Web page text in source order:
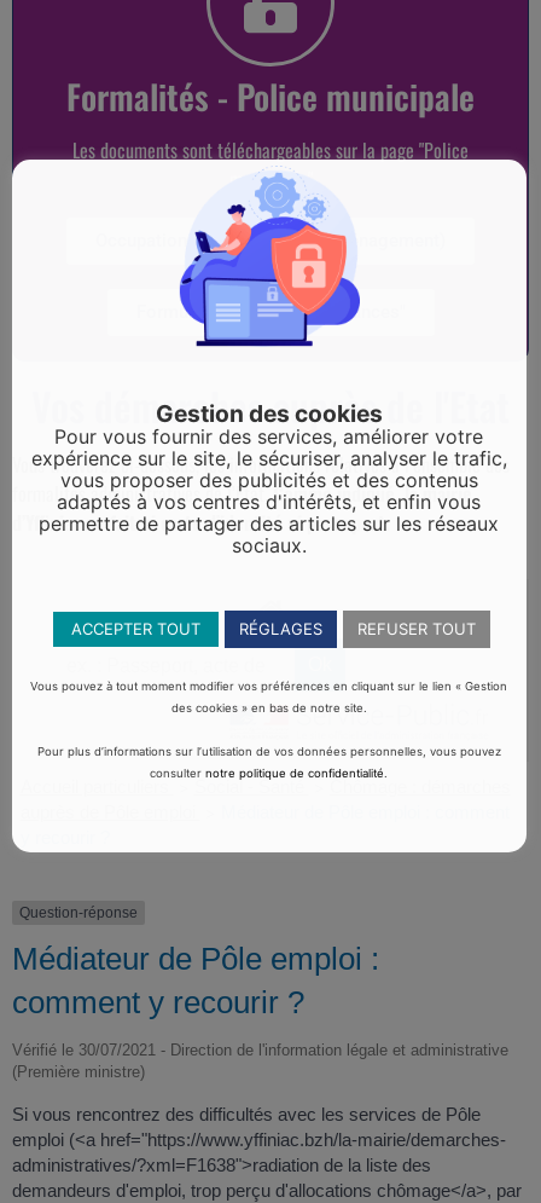
Formalités - Police municipale
Les documents sont téléchargeables sur la page "Police
municipale"
Occupation espace public (déménagement)
Formulaire "Tranquilité vacances"
Vos démarches auprès de l'Etat
Vous trouverez ci-dessous, les informations relatives à l’ensemble des
formalités administratives de l’Etat.Comme indiqué, la mairie
d’Yffiniac ne fait ni carte d’identité ni passeport.
Social - Santé
Question-réponse
Médiateur de Pôle emploi :
comment y recourir ?
Vérifié le 30/07/2021 - Direction de l'information légale et administrative
(Première ministre)
Si vous rencontrez des difficultés avec les services de Pôle
emploi (<a href="https://www.yffiniac.bzh/la-mairie/demarches-
administratives/?xml=F1638">radiation de la liste des
demandeurs d'emploi, trop perçu d'allocations chômage</a>, par
Gestion des cookies
Pour vous fournir des services, améliorer votre
expérience sur le site, le sécuriser, analyser le trafic,
vous proposer des publicités et des contenus
adaptés à vos centres d'intérêts, et enfin vous
permettre de partager des articles sur les réseaux
sociaux.
ACCEPTER TOUT RÉGLAGES REFUSER TOUT
Vous pouvez à tout moment modifier vos préférences en cliquant sur le lien « Gestion
des cookies » en bas de notre site.
Pour plus d’informations sur l’utilisation de vos données personnelles, vous pouvez
consulternotre politique de confidentialité.